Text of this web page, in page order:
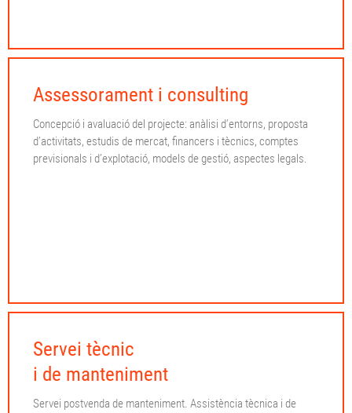
Assessorament i consulting
Concepció i avaluació del projecte: anàlisi d’entorns, proposta
d’activitats, estudis de mercat, financers i tècnics, comptes
previsionals i d’explotació, models de gestió, aspectes legals.
Servei tècnic
i de manteniment
Servei postvenda de manteniment. Assistència tècnica i de